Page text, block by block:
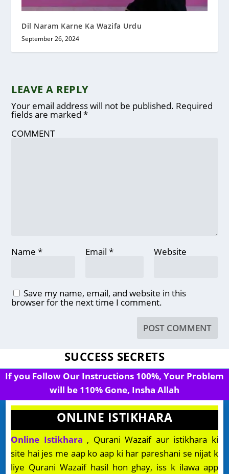
Dil Naram Karne Ka Wazifa Urdu
September 26, 2024
LEAVE A REPLY
Your email address will not be published. Required
fields are marked*
COMMENT
Name* Email * Website
Save my name, email, and website in this
browser for the next time I comment.
SUCCESS SECRETS
If you Follow Our Instructions 100%, Your Problem
will be 110% Gone, Insha Allah
ONLINE ISTIKHARA
Online Istikhara , Qurani Wazaif aur istikhara ki
site hai jes me aap ko aap ki har pareshani se nijat k
liye Qurani Wazaif hasil hon ghay, iss k ilawa app